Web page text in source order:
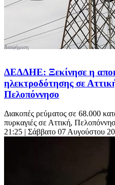
ΔΕΔΔΗΕ: Ξεκίνησε η
ηλεκτροδότησης σε
Πελοπόννησο
Διακοπές ρεύματος σε 68.000
πυρκαγιές σε Αττική,
21:25 | Σάββατο 07 Αυγούστου